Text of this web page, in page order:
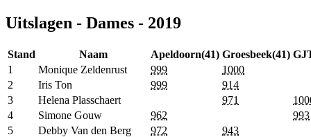
Uitslagen - Dames - 2019
Stand Naam Apeldoorn(41) Groesbeek(41)
1
Monique Zeldenrust 999
1000
2
Iris Ton 999
914
3
Helena Plasschaert 971
4
Simone Gouw 962
993
5
Debby Van den Berg 972
943